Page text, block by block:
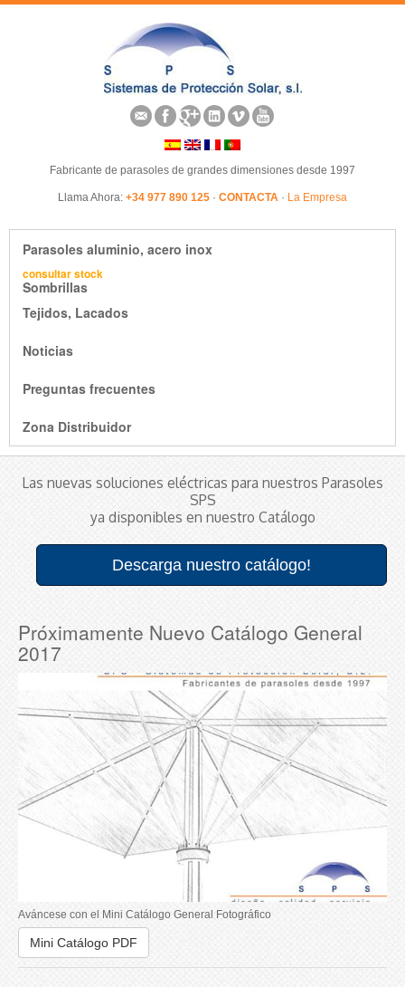
Fabricante de parasoles de grandes dimensiones desde 1997
Llama Ahora: +34 977 890 125 · CONTACTA · La Empresa
Parasoles aluminio, acero inox
Sombrillas
consultar stock
Tejidos, Lacados
Noticias
Preguntas frecuentes
Zona Distribuidor
Descarga nuestro catálogo!
Las nuevas soluciones eléctricas para nuestros Parasoles
SPS
ya disponibles en nuestro Catálogo
Próximamente Nuevo Catálogo General
2017
Aváncese con el Mini Catálogo General Fotográfico
Mini Catálogo PDF